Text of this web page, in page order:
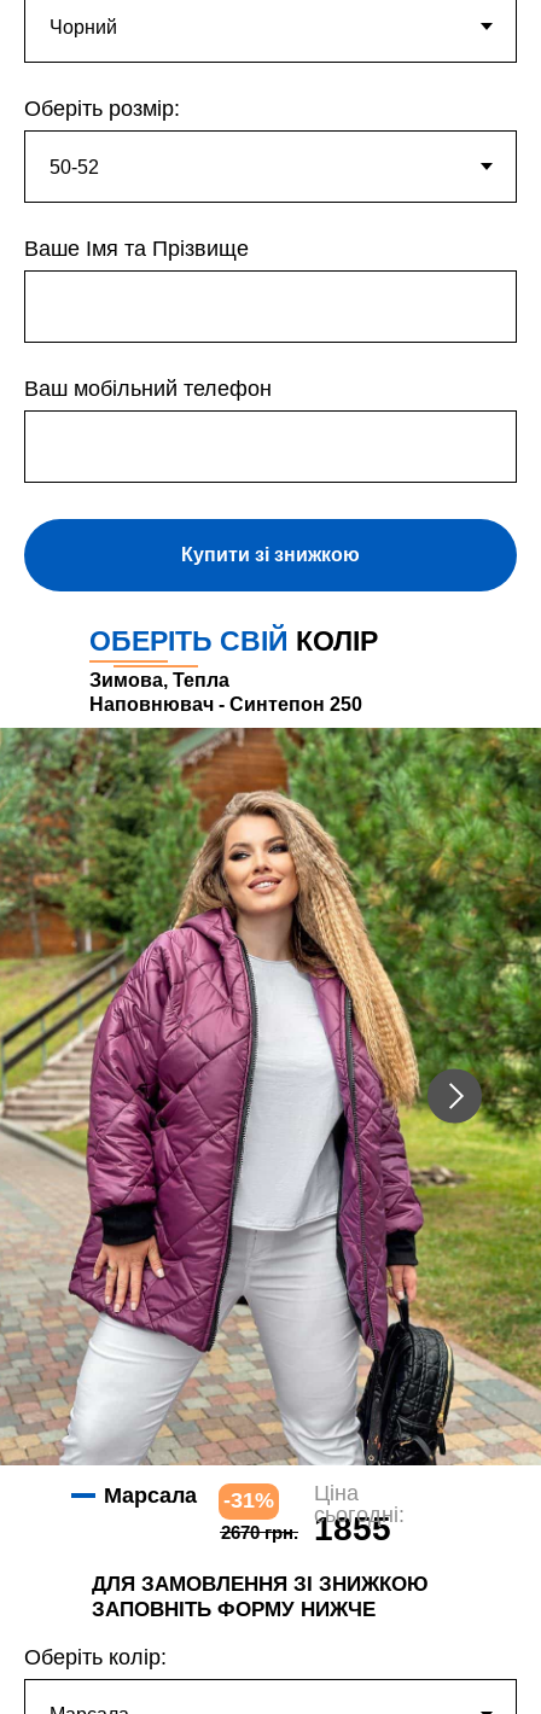
Оберіть розмір:
Ваше Імя та Прізвище
Ваш мобільний телефон
Купити зі знижкою
ОБЕРІТЬ СВІЙ КОЛІР
Зимова, Тепла
Наповнювач - Синтепон 250
Марсала
1855
грн.
Ціна
сьогодні:
2670 грн.
-31%
ДЛЯ ЗАМОВЛЕННЯ ЗІ ЗНИЖКОЮ
ЗАПОВНІТЬ ФОРМУ НИЖЧЕ
Оберіть колір: